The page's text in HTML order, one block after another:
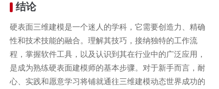
结论
硬表面三维建模是一个迷人的学科，它需要创造力、精确
性和技术技能的融合。理解其技巧，接纳独特的工作流
程，掌握软件工具，以及认识到其在行业中的广泛应用，
是成为熟练硬表面建模师的基本步骤。对于新手而言，耐
心、实践和愿意学习将铺就通往三维建模动态世界成功的